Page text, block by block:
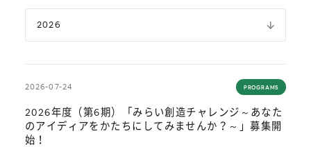
2026
2026-07-24 PROGRAMS
2026年度（第6期）「みらい創造チャレンジ～あなた
のアイディアをかたちにしてみませんか？～」募集開
始！